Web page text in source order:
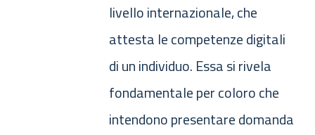
livello internazionale, che
attesta le competenze digitali
di un individuo. Essa si rivela
fondamentale per coloro che
intendono presentare domanda